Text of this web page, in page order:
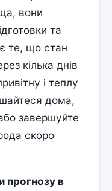
вони
та
те, що стан
кілька днів
і теплу
дома,
завершуйте
скоро
прогнозу в